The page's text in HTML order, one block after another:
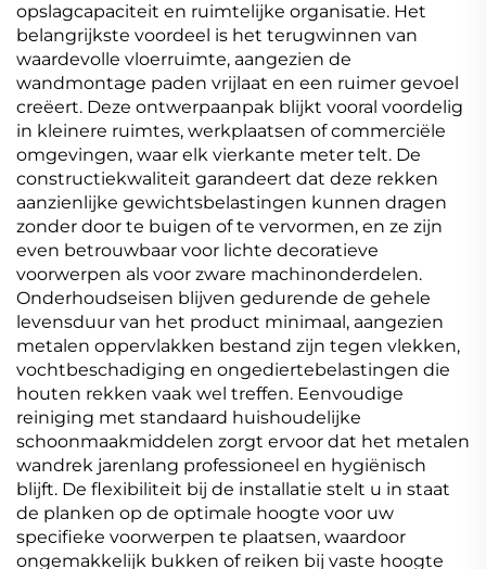
opslagcapaciteit en ruimtelijke organisatie. Het
belangrijkste voordeel is het terugwinnen van
waardevolle vloerruimte, aangezien de
wandmontage paden vrijlaat en een ruimer gevoel
creëert. Deze ontwerpaanpak blijkt vooral voordelig
in kleinere ruimtes, werkplaatsen of commerciële
omgevingen, waar elk vierkante meter telt. De
constructiekwaliteit garandeert dat deze rekken
aanzienlijke gewichtsbelastingen kunnen dragen
zonder door te buigen of te vervormen, en ze zijn
even betrouwbaar voor lichte decoratieve
voorwerpen als voor zware machinonderdelen.
Onderhoudseisen blijven gedurende de gehele
levensduur van het product minimaal, aangezien
metalen oppervlakken bestand zijn tegen vlekken,
vochtbeschadiging en ongediertebelastingen die
houten rekken vaak wel treffen. Eenvoudige
reiniging met standaard huishoudelijke
schoonmaakmiddelen zorgt ervoor dat het metalen
wandrek jarenlang professioneel en hygiënisch
blijft. De flexibiliteit bij de installatie stelt u in staat
de planken op de optimale hoogte voor uw
specifieke voorwerpen te plaatsen, waardoor
ongemakkelijk bukken of reiken bij vaste hoogte